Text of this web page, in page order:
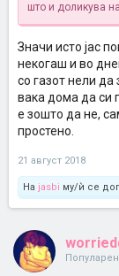
што и доликува
Значи исто јас
некогаш и во
со газот нели
вака дома да си
е зошто да не,
простено.
21 август 2018
На jasbi му/ѝ се